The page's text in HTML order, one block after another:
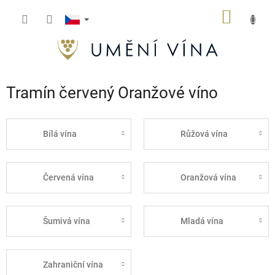
Tramín červený Oranžové víno
Bílá vína Růžová vína
Červená vína Oranžová vína
Šumivá vína Mladá vína
Zahraniční vína